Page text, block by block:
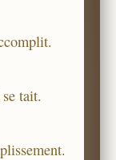
tait.